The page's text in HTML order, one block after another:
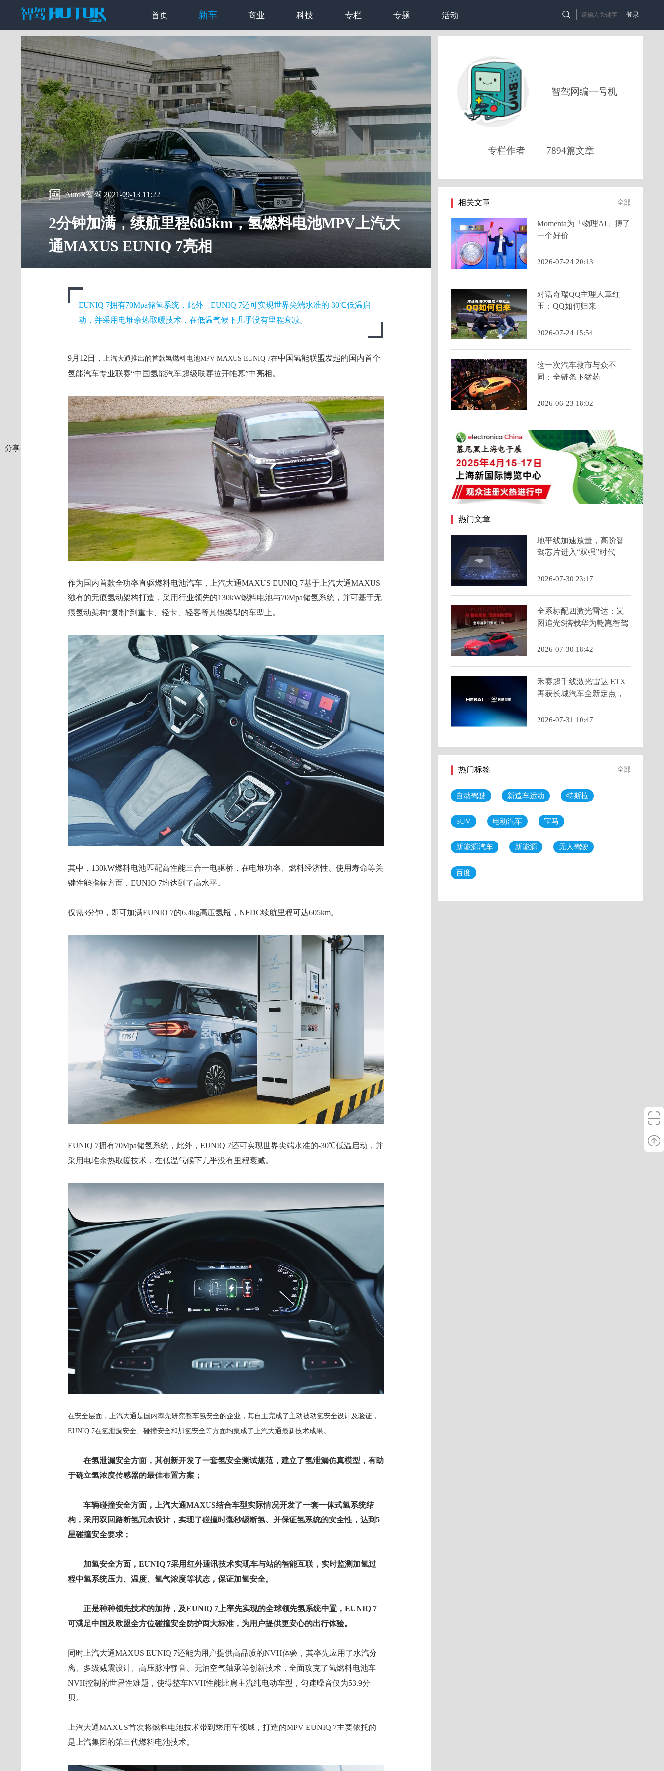
登录
首页 新车 商业 科技 专栏 专题 活动
AutoR智驾 2021-09-13 11:22
2分钟加满，续航里程605km，氢燃料电池MPV上汽大
通MAXUS EUNIQ 7亮相
分享
EUNIQ 7拥有70Mpa储氢系统，此外，EUNIQ 7还可实现世界尖端水准的-30℃低温启
动，并采用电堆余热取暖技术，在低温气候下几乎没有里程衰减。
9月12日， 上汽大通推出的首款氢燃料电池MPV MAXUS EUNIQ 7在中国氢能联盟发起的国内首个
氢能汽车专业联赛“中国氢能汽车超级联赛拉开帷幕”中亮相。
作为国内首款全功率直驱燃料电池汽车，上汽大通MAXUS EUNIQ 7基于上汽大通MAXUS
独有的无痕氢动架构打造，采用行业领先的130kW燃料电池与70Mpa储氢系统，并可基于无
痕氢动架构“复制”到重卡、轻卡、轻客等其他类型的车型上。
其中，130kW燃料电池匹配高性能三合一电驱桥，在电堆功率、燃料经济性、使用寿命等关
键性能指标方面，EUNIQ 7均达到了高水平。
仅需3分钟，即可加满EUNIQ 7的6.4kg高压氢瓶，NEDC续航里程可达605km。
EUNIQ 7拥有70Mpa储氢系统，此外，EUNIQ 7还可实现世界尖端水准的-30℃低温启动，并
采用电堆余热取暖技术，在低温气候下几乎没有里程衰减。
在安全层面，上汽大通是国内率先研究整车氢安全的企业，其自主完成了主动被动氢安全设计及验证，
EUNIQ 7在氢泄漏安全、碰撞安全和加氢安全等方面均集成了上汽大通最新技术成果。
在氢泄漏安全方面，其创新开发了一套氢安全测试规范，建立了氢泄漏仿真模型，有助
于确立氢浓度传感器的最佳布置方案；
车辆碰撞安全方面，上汽大通MAXUS结合车型实际情况开发了一套一体式氢系统结
构，采用双回路断氢冗余设计，实现了碰撞时毫秒级断氢、并保证氢系统的安全性，达到5
星碰撞安全要求；
加氢安全方面，EUNIQ 7采用红外通讯技术实现车与站的智能互联，实时监测加氢过
程中氢系统压力、温度、氢气浓度等状态，保证加氢安全。
正是种种领先技术的加持，及EUNIQ 7上率先实现的全球领先氢系统中置，EUNIQ 7
可满足中国及欧盟全方位碰撞安全防护两大标准，为用户提供更安心的出行体验。
同时上汽大通MAXUS EUNIQ 7还能为用户提供高品质的NVH体验，其率先应用了水汽分
离、多级减震设计、高压脉冲静音、无油空气轴承等创新技术，全面攻克了氢燃料电池车
NVH控制的世界性难题，使得整车NVH性能比肩主流纯电动车型，匀速噪音仅为53.9分
贝。
上汽大通MAXUS首次将燃料电池技术带到乘用车领域，打造的MPV EUNIQ 7主要依托的
是上汽集团的第三代燃料电池技术。
智驾网编一号机
专栏作者 | 7894篇文章
相关文章 全部
Momenta为「物理AI」搏了
一个好价
2026-07-24 20:13
对话奇瑞QQ主理人章红
玉：QQ如何归来
2026-07-24 15:54
这一次汽车救市与众不
同：全链条下猛药
2026-06-23 18:02
热门文章
地平线加速放量，高阶智
驾芯片进入“双强”时代
2026-07-30 23:17
全系标配四激光雷达：岚
图追光S搭载华为乾崑智驾
FUV新品类
2026-07-30 18:42
禾赛超千线激光雷达 ETX
再获长城汽车全新定点，
2026-07-31 10:47
热门标签 全部
自动驾驶 新造车运动 特斯拉
SUV 电动汽车 宝马
新能源汽车 新能源 无人驾驶
百度